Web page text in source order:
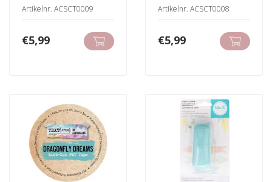
Artikelnr. ACSCT0009
€5,99
Artikelnr. ACSCT0008
€5,99